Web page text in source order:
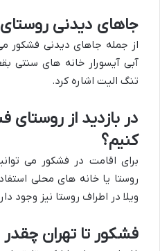
جاهای دیدنی
از جمله جاهای دیدنی فشکور
آبی آیسورار خانه های سنتی
تنگ الیت اشاره کرد.
در بازدید از روستای
کنیم؟
برای اقامت در فشکور می
روستا یا خانه های محلی
ویلا در اطراف روستا نیز وجود
فشکور تا تهران چقدر